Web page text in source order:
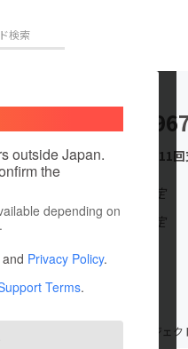
ジェクト 注目のリタ
・写真
ロジー・ガジェット
映画
ス・起業
outside Japan.
the
depending on
and Privacy Policy.
Terms.
これまでに11
在住国：未設定
出身国：未設定
プロジェク